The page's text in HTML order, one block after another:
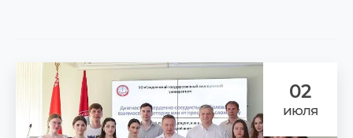
02
июля